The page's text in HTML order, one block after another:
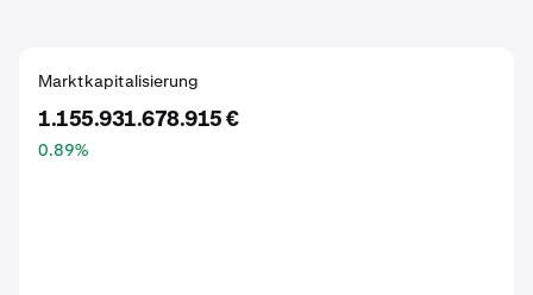
Marktkapitalisierung
1.155.931.678.915 €
0.89%